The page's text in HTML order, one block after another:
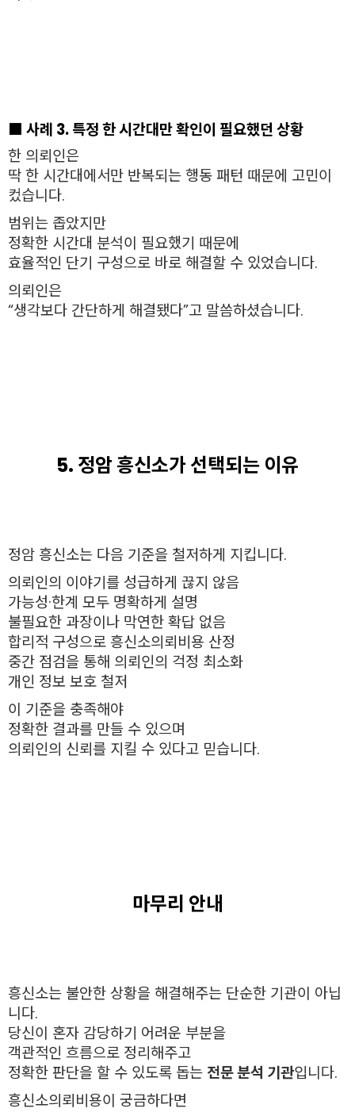
■ 사례 3. 특정 한 시간대만 확인이 필요했던 상황
한 의뢰인은
딱 한 시간대에서만 반복되는 행동 패턴 때문에 고민이
컸습니다.
범위는 좁았지만
정확한 시간대 분석이 필요했기 때문에
효율적인 단기 구성으로 바로 해결할 수 있었습니다.
의뢰인은
“생각보다 간단하게 해결됐다”고 말씀하셨습니다.
5. 정암 흥신소가 선택되는 이유
정암 흥신소는 다음 기준을 철저하게 지킵니다.
의뢰인의 이야기를 성급하게 끊지 않음
가능성·한계 모두 명확하게 설명
불필요한 과장이나 막연한 확답 없음
합리적 구성으로 흥신소의뢰비용 산정
중간 점검을 통해 의뢰인의 걱정 최소화
개인 정보 보호 철저
이 기준을 충족해야
정확한 결과를 만들 수 있으며
의뢰인의 신뢰를 지킬 수 있다고 믿습니다.
마무리 안내
흥신소는 불안한 상황을 해결해주는 단순한 기관이 아닙
니다.
당신이 혼자 감당하기 어려운 부분을
객관적인 흐름으로 정리해주고
정확한 판단을 할 수 있도록 돕는 전문 분석 기관입니다.
흥신소의뢰비용이 궁금하다면